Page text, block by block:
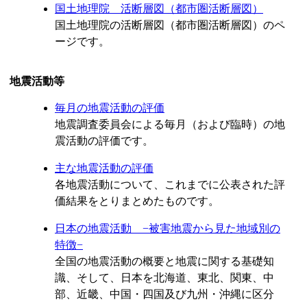
国土地理院 活断層図（都市圏活断層図）
国土地理院の活断層図（都市圏活断層図）のペ
ージです。
震活動等
毎月の地震活動の評価
地震調査委員会による毎月（および臨時）の地
震活動の評価です。
主な地震活動の評価
各地震活動について、これまでに公表された評
価結果をとりまとめたものです。
日本の地震活動 −被害地震から見た地域別の
特徴−
全国の地震活動の概要と地震に関する基礎知
識、そして、日本を北海道、東北、関東、中
部、近畿、中国・四国及び九州・沖縄に区分